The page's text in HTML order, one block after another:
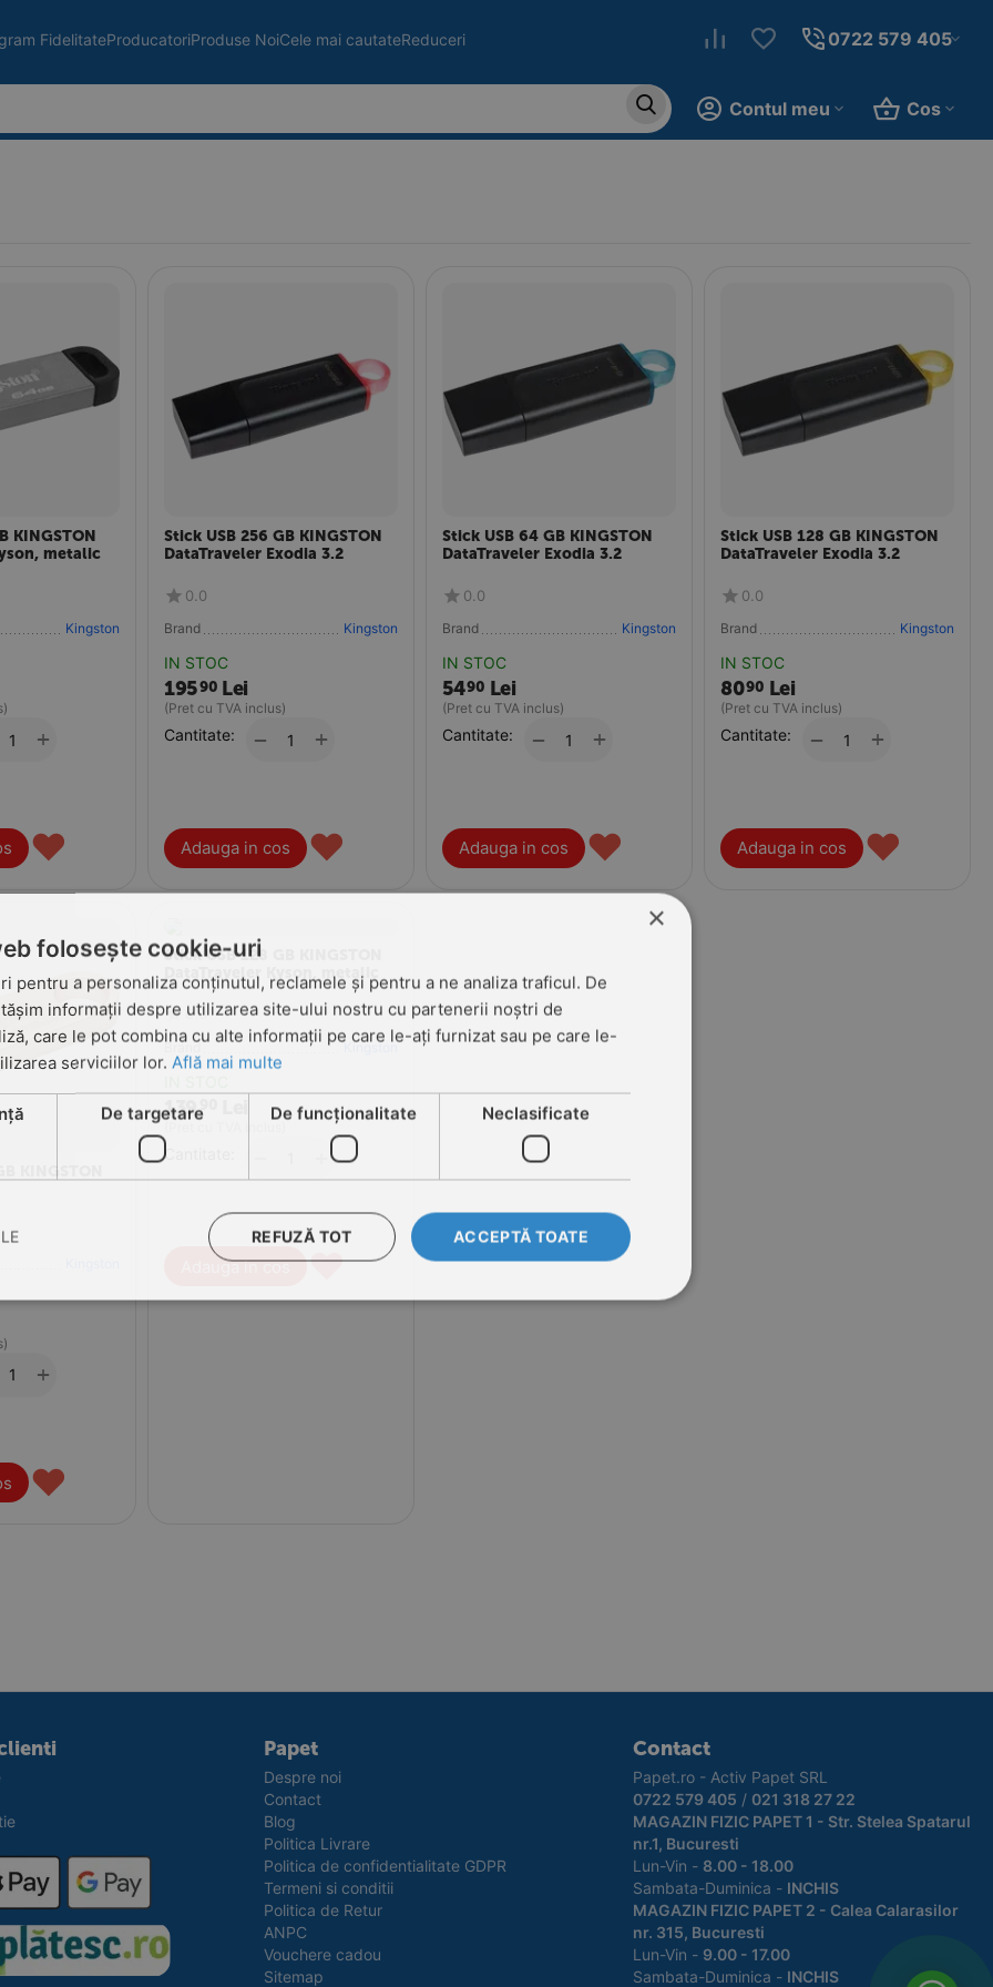
FidelitateProducatoriProduse NoiCele mai cautateReduceri 0722 579 405
Cos
Contul meu
KINGSTON
metalic
Kingston
+
♥
Stick USB 256 GB KINGSTON
DataTraveler Exodia 3.2
0.0
Brand Kingston
IN STOC
19590 Lei
(Pret cu TVA inclus)
Cantitate: +
−
Adauga in cos ♥
Stick USB 64 GB KINGSTON
DataTraveler Exodia 3.2
0.0
Brand Kingston
IN STOC
5490 Lei
(Pret cu TVA inclus)
Cantitate: +
−
Adauga in cos ♥
Stick USB 128 GB KINGSTON
DataTraveler Exodia 3.2
0.0
Brand Kingston
IN STOC
8090 Lei
(Pret cu TVA inclus)
Cantitate: +
−
Adauga in cos ♥
+
♥
Stick USB 128 GB KINGSTON
DataTraveler Kyson, metalic
0.0
Brand Kingston
139
Cantitate:
Adauga in cos ♥
Papet
Despre noi
Contact
Blog
Politica Livrare
Politica de confidentialitate GDPR
Termeni si conditii
Politica de Retur
ANPC
Vouchere cadou
Sitemap
Contact
Papet.ro - Activ Papet SRL
0722 579 405 / 021 318 27 22
MAGAZIN FIZIC PAPET 1 - Str. Stelea Spatarul
nr.1, Bucuresti
Lun-Vin - 8.00 - 18.00
Sambata-Duminica - INCHIS
MAGAZIN FIZIC PAPET 2 - Calea Calarasilor
nr. 315, Bucuresti
Lun-Vin - 9.00 - 17.00
Sambata-Duminica - INCHIS
×
folosește cookie-uri
pentru a personaliza conținutul, reclamele și pentru a ne analiza traficul. De
informații despre utilizarea site-ului nostru cu partenerii noștri de
care le pot combina cu alte informații pe care le-ați furnizat sau pe care le-
serviciilor lor. Află mai multe
De targetare De funcţionalitate Neclasificate
ACCEPTĂ TOATE
REFUZĂ TOT